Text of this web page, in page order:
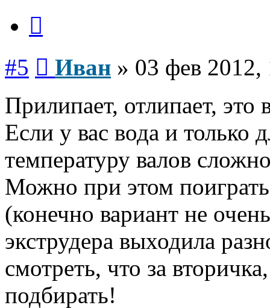
#5 Иван » 03 фев 2012,
Прилипает, отлипает, это
Если у вас вода и только
температуру валов
Можно при этом
(конечно вариант не
экструдера выходила
смотреть, что за
подбирать!